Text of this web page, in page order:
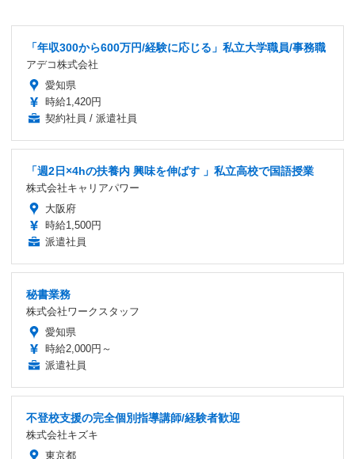
「年収300から600万円/経験に応じる」私立大学職員/事務職
アデコ株式会社
愛知県
時給1,420円
契約社員 / 派遣社員
「週2日×4hの扶養内 興味を伸ばす 」私立高校で国語授業
株式会社キャリアパワー
大阪府
時給1,500円
派遣社員
秘書業務
株式会社ワークスタッフ
愛知県
時給2,000円～
派遣社員
不登校支援の完全個別指導講師/経験者歓迎
株式会社キズキ
東京都